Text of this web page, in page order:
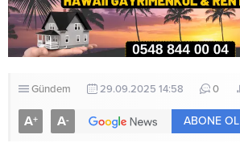
Gündem 29.09.2025 14:58 0
A+ A- ABONE OL